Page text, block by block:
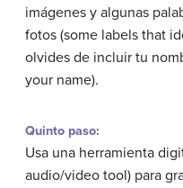
imágenes y algunas
fotos (some labels that
olvides de incluir tu
your name).
Quinto paso:
Usa una herramienta
audio/video tool) para